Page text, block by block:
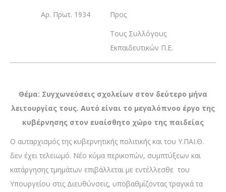
Αρ. Πρωτ. 1934
Προς
Τους Συλλόγους
Εκπαιδευτικών Π.Ε.
Θέμα: Συγχωνεύσεις σχολείων στον δεύτερο μήνα
λειτουργίας τους. Αυτό είναι το μεγαλόπνοο έργο της
κυβέρνησης στον ευαίσθητο χώρο της παιδείας
Ο αυταρχισμός της κυβερνητικής πολιτικής και του Υ.ΠΑΙ.Θ.
δεν έχει τελειωμό. Νέο κύμα περικοπών, συμπτύξεων και
κατάργησης τμημάτων επιβάλλεται με εντέλλεσθε του
Υπουργείου στις Διευθύνσεις, υποβαθμίζοντας τραγικά τα